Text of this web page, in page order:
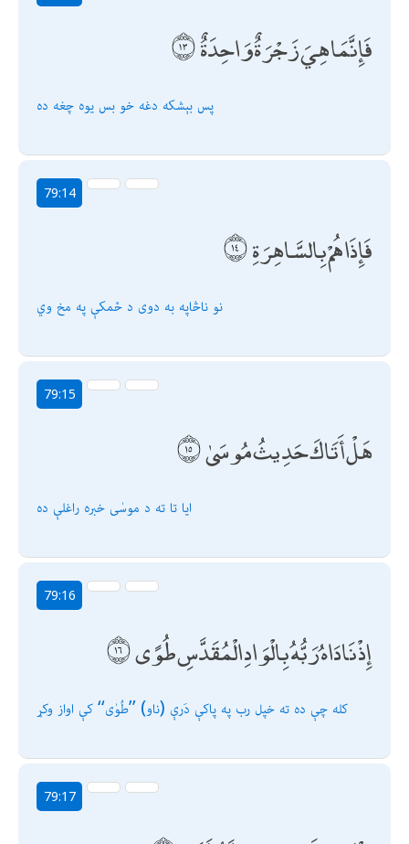
فَإِنَّمَا هِيَ زَجْرَةٌ وَاحِدَةٌ
پس بېشكه دغه خو بس یوه چغه ده
79:14
فَإِذَا هُمْ بِالسَّاهِرَةِ
نو ناڅاپه به دوى د ځمكې په مخ وي
79:15
هَلْ أَتَاكَ حَدِيثُ مُوسَىٰ
ایا تا ته د موسٰی خبره راغلې ده
79:16
إِذْ نَادَاهُ رَبُّهُ بِالْوَادِ الْمُقَدَّسِ طُوًى
كله چې ده ته خپل رب په پاكې دَرې (ناو) ’’طُوٰی‘‘ كې اواز وكړ
79:17